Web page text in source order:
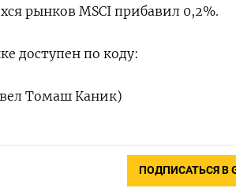
рынков MSCI прибавил 0,2%.
доступен по коду:
Томаш Каник)
ПОДПИСАТЬСЯ В